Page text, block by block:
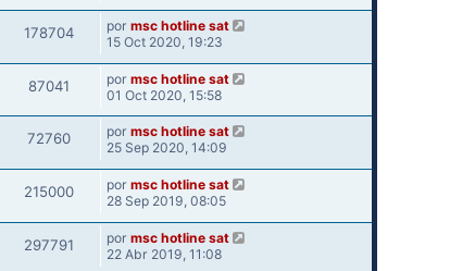
178704 por msc hotline sat
15 Oct 2020, 19:23
87041 por msc hotline sat
01 Oct 2020, 15:58
72760 por msc hotline sat
25 Sep 2020, 14:09
215000 por msc hotline sat
28 Sep 2019, 08:05
297791 por msc hotline sat
22 Abr 2019, 11:08